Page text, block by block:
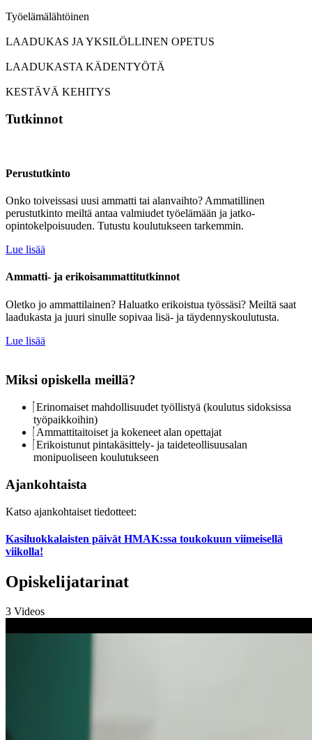
Työelämälähtöinen
LAADUKAS JA YKSILÖLLINEN OPETUS
LAADUKASTA KÄDENTYÖTÄ
KESTÄVÄ KEHITYS
Tutkinnot
Perustutkinto
Onko toiveissasi uusi ammatti tai alanvaihto? Ammatillinen
perustutkinto meiltä antaa valmiudet työelämään ja jatko-
opintokelpoisuuden. Tutustu koulutukseen tarkemmin.
Lue lisää
Ammatti- ja erikoisammattitutkinnot
Oletko jo ammattilainen? Haluatko erikoistua työssäsi? Meiltä saat
laadukasta ja juuri sinulle sopivaa lisä- ja täydennyskoulutusta.
Lue lisää
Miksi opiskella meillä?
Erinomaiset mahdollisuudet työllistyä (koulutus sidoksissa
työpaikkoihin)
Ammattitaitoiset ja kokeneet alan opettajat
Erikoistunut pintakäsittely- ja taideteollisuusalan
monipuoliseen koulutukseen
Ajankohtaista
Katso ajankohtaiset tiedotteet:
Kasiluokkalaisten päivät HMAK:ssa toukokuun viimeisellä
viikolla!
Opiskelijatarinat
3 Videos